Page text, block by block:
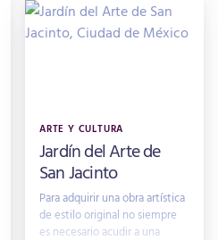
ARTE Y CULTURA
Jardín del Arte de
San Jacinto
Para adquirir una obra artística
de estilo original no siempre
es necesario acudir a una